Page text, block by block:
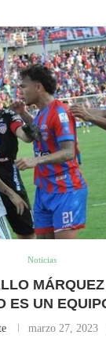
Noticias
ES UN
marzo 27, 2023